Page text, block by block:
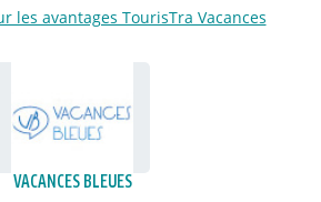
les avantages TourisTra Vacances
VACANCES BLEUES